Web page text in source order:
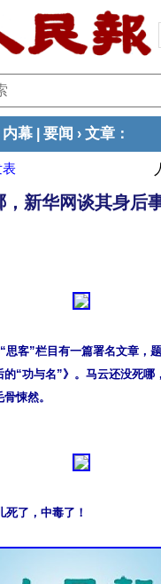
内幕 要闻 › 文章 ：
表
，新华网谈其身后
思客”栏目有一篇署名文章，
“功与名”》。马云还没死哪
死了，中毒了！